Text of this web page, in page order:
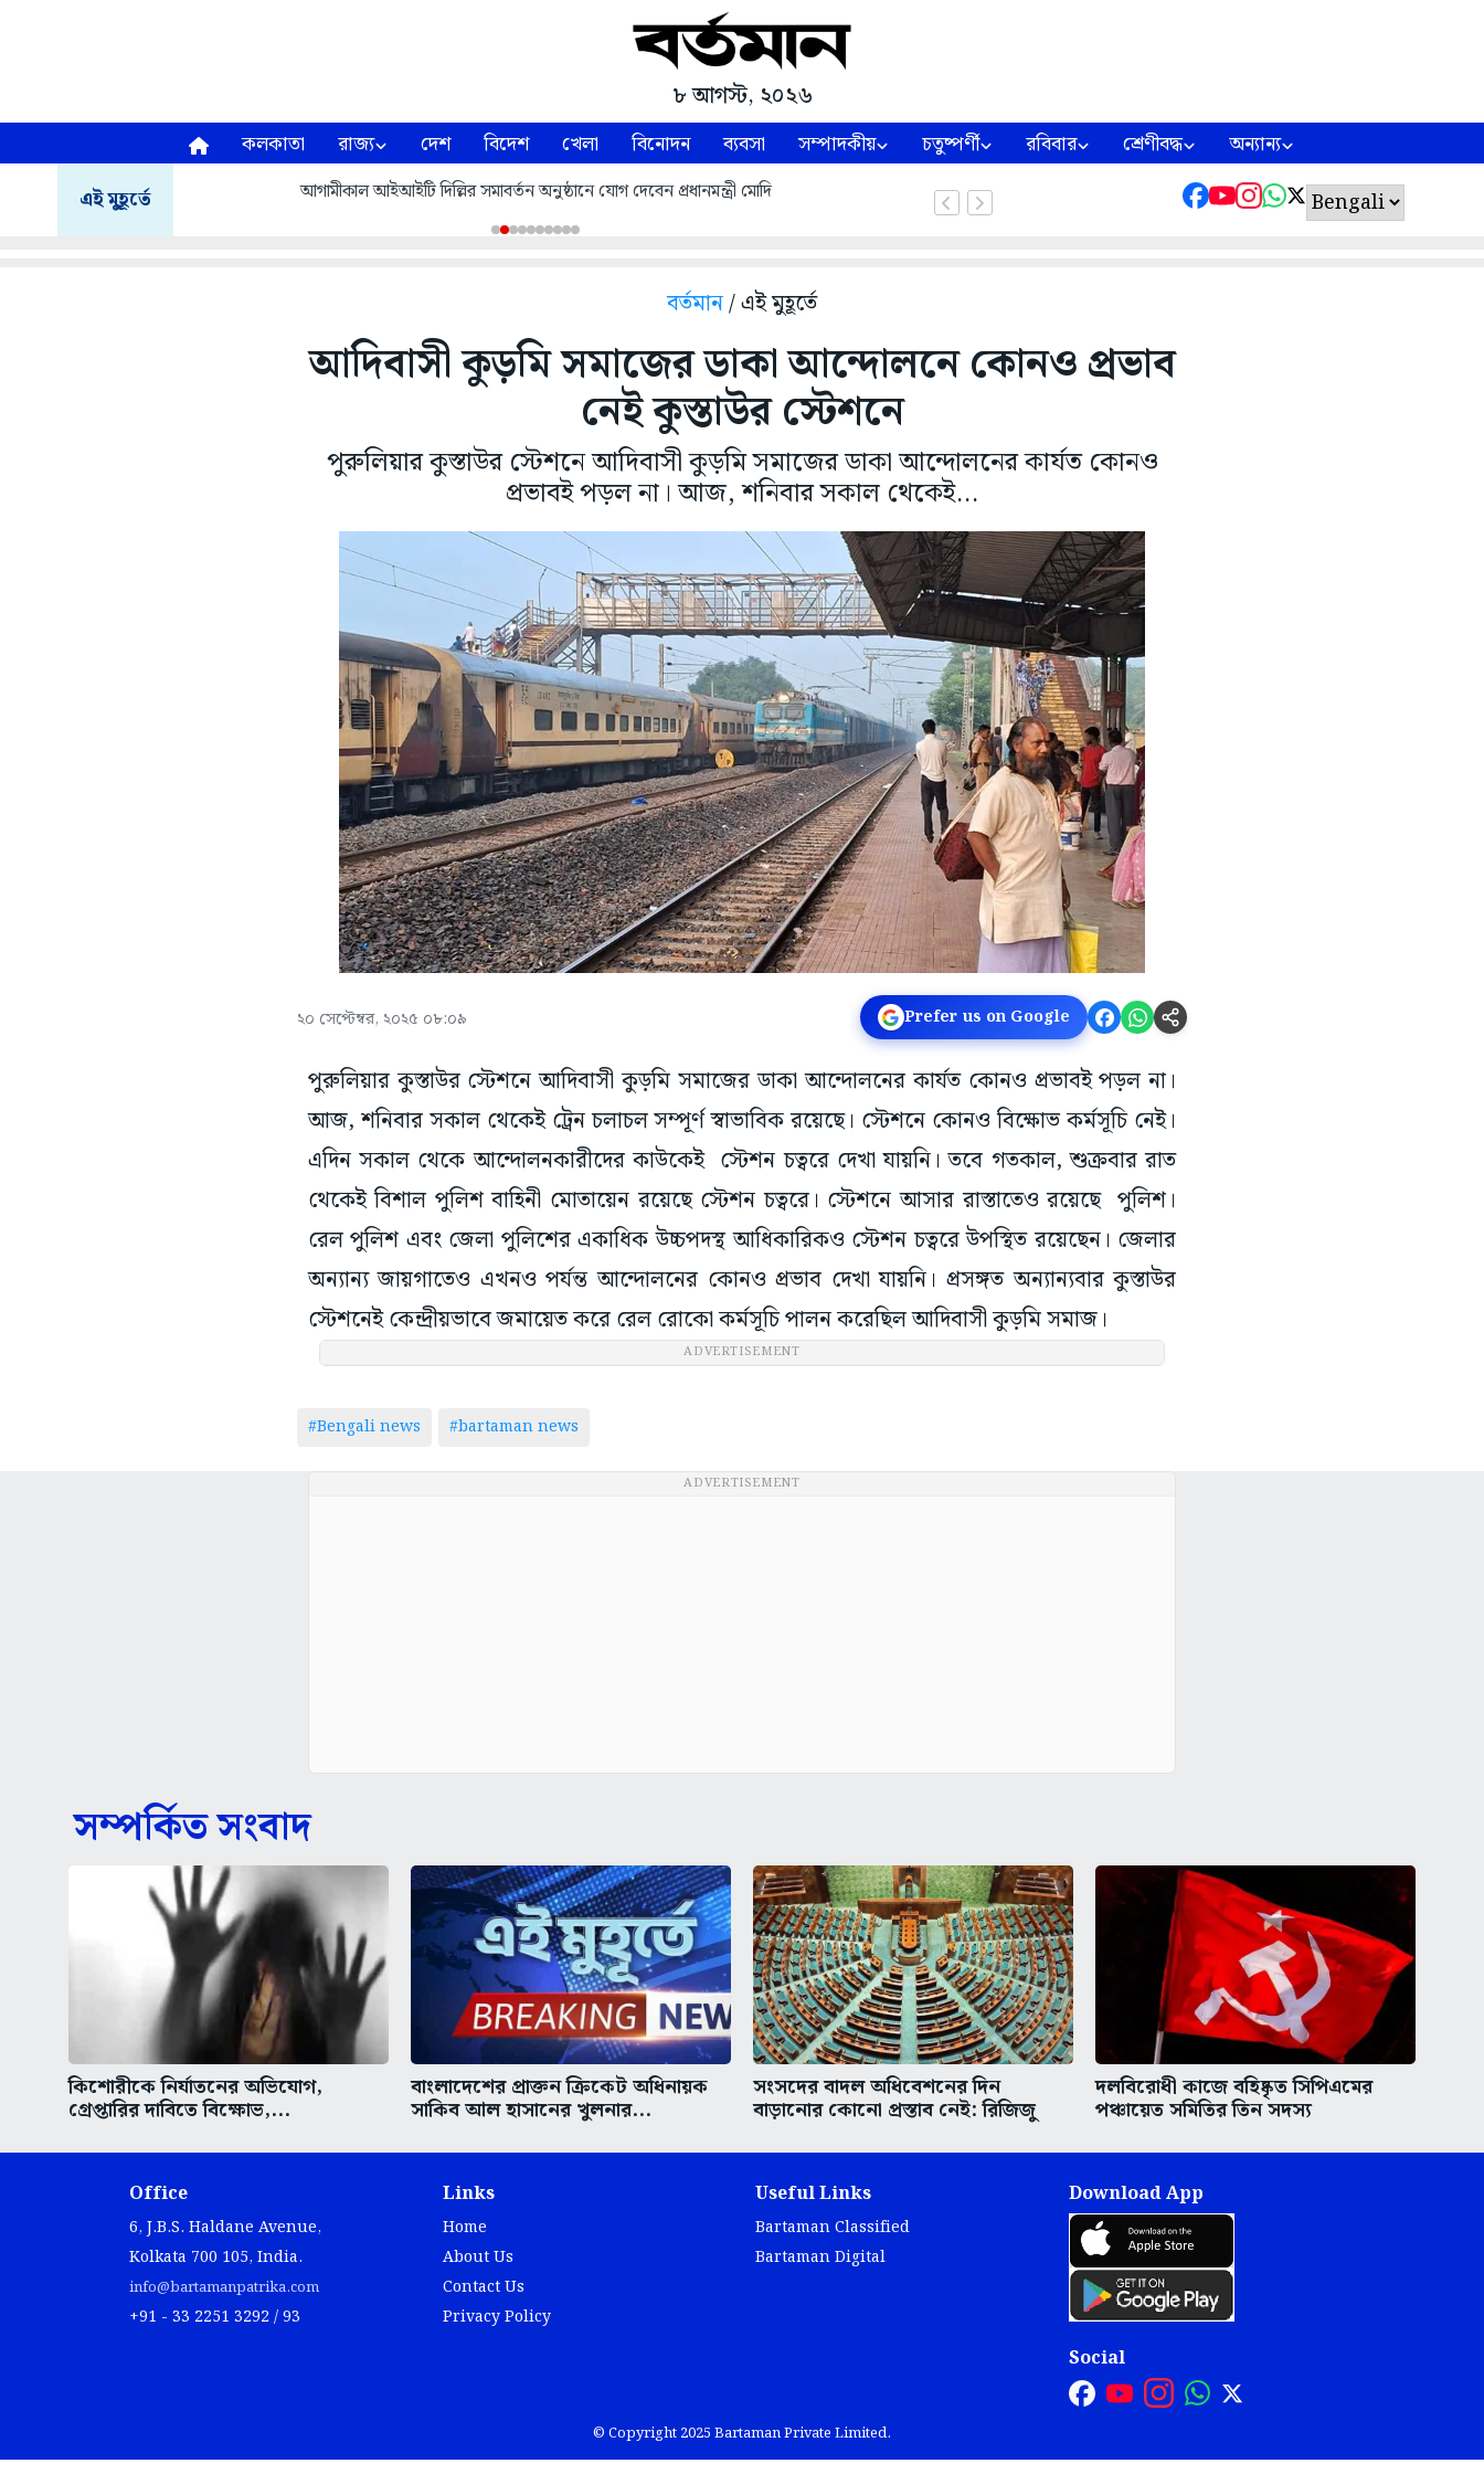
৮ আগস্ট, ২০২৬
কলকাতা রাজ্য দেশ বিদেশ খেলা বিনোদন ব্যবসা সম্পাদকীয় চতুষ্পর্ণী রবিবার শ্রেণীবদ্ধ অন্যান্য
এই মুহূর্তে আগামীকাল আইআইটি দিল্লির সমাবর্তন অনুষ্ঠানে যোগ দেবেন প্রধানমন্ত্রী মোদি
বর্তমান/ এই মুহূর্তে
আদিবাসী কুড়মি সমাজের ডাকা আন্দোলনে কোনও প্রভাব
নেই কুস্তাউর স্টেশনে
পুরুলিয়ার কুস্তাউর স্টেশনে আদিবাসী কুড়মি সমাজের ডাকা আন্দোলনের কার্যত কোনও
প্রভাবই পড়ল না। আজ, শনিবার সকাল থেকেই...
২০ সেপ্টেম্বর, ২০২৫ ০৮:০৯ Prefer us on Google
পুরুলিয়ার কুস্তাউর স্টেশনে আদিবাসী কুড়মি সমাজের ডাকা আন্দোলনের কার্যত কোনও প্রভাবই পড়ল না।
আজ, শনিবার সকাল থেকেই ট্রেন চলাচল সম্পূর্ণ স্বাভাবিক রয়েছে। স্টেশনে কোনও বিক্ষোভ কর্মসূচি নেই।
এদিন সকাল থেকে আন্দোলনকারীদের কাউকেই স্টেশন চত্বরে দেখা যায়নি। তবে গতকাল, শুক্রবার রাত
থেকেই বিশাল পুলিশ বাহিনী মোতায়েন রয়েছে স্টেশন চত্বরে। স্টেশনে আসার রাস্তাতেও রয়েছে পুলিশ।
রেল পুলিশ এবং জেলা পুলিশের একাধিক উচ্চপদস্থ আধিকারিকও স্টেশন চত্বরে উপস্থিত রয়েছেন। জেলার
অন্যান্য জায়গাতেও এখনও পর্যন্ত আন্দোলনের কোনও প্রভাব দেখা যায়নি। প্রসঙ্গত অন্যান্যবার কুস্তাউর
স্টেশনেই কেন্দ্রীয়ভাবে জমায়েত করে রেল রোকো কর্মসূচি পালন করেছিল আদিবাসী কুড়মি সমাজ।
ADVERTISEMENT
#Bengali news #bartaman news
ADVERTISEMENT
সম্পর্কিত সংবাদ
কিশোরীকে নির্যাতনের অভিযোগ,
গ্রেপ্তারির দাবিতে বিক্ষোভ,...
বাংলাদেশের প্রাক্তন ক্রিকেট অধিনায়ক
সাকিব আল হাসানের খুলনার...
সংসদের বাদল অধিবেশনের দিন
বাড়ানোর কোনো প্রস্তাব নেই: রিজিজু
দলবিরোধী কাজে বহিষ্কৃত সিপিএমের
পঞ্চায়েত সমিতির তিন সদস্য
Office
6, J.B.S. Haldane Avenue,
Kolkata 700 105, India.
info@bartamanpatrika.com
+91 - 33 2251 3292 / 93
Links
Home
About Us
Contact Us
Privacy Policy
Useful Links
Bartaman Classified
Bartaman Digital
Download App
Social
© Copyright 2025 Bartaman Private Limited.